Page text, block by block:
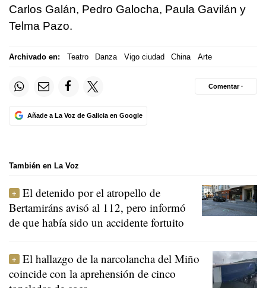
Carlos Galán, Pedro Galocha, Paula Gavilán y
Telma Pazo.
Archivado en: Teatro Danza Vigo ciudad China Arte
Añade a La Voz de Galicia en Google
Comentar ·
También en La Voz
El detenido por el atropello de
Bertamiráns avisó al 112, pero informó
de que había sido un accidente fortuito
El hallazgo de la narcolancha del Miño
coincide con la aprehensión de cinco